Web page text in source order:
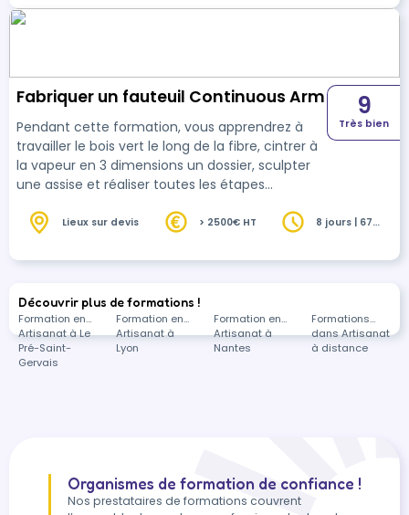
Fabriquer un fauteuil Continuous Arm
Pendant cette formation, vous apprendrez à
travailler le bois vert le long de la fibre, cintrer à
la vapeur en 3 dimensions un dossier, sculpter
une assise et réaliser toutes les étapes
avec votre ouvrage.
9
Très bien
Lieux sur devis > 2500€ HT
8 jours | 67
Découvrir plus de formations !
Formation en
Artisanat à Le
Pré-Saint-
Gervais
Formation en
Artisanat à
Lyon
Formation en
Artisanat à
Nantes
Formations
dans Artisanat
à distance
Organismes de formation de confiance !
Nos prestataires de formations couvrent